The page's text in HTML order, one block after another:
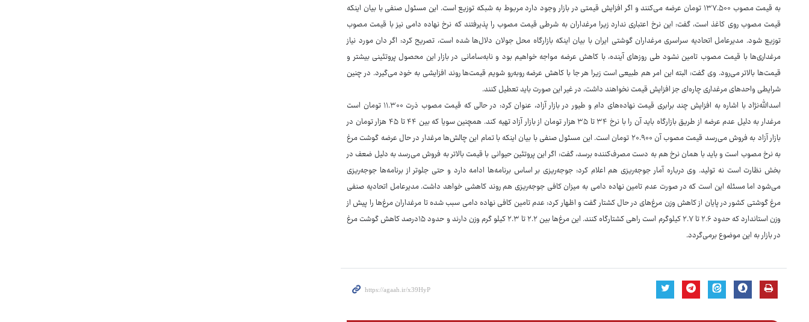
به قیمت مصوب ۱۳۷.۵۰۰ تومان عرضه می‌کنند و اگر افزایش قیمتی در بازار وجود دارد مربوط به شبکه توزیع است. این مسئول صنفی با بیان اینکه
قیمت مصوب روی کاغذ است، گفت: این نرخ اعتباری ندارد زیرا مرغداران به شرطی قیمت مصوب را پذیرفتند که نرخ نهاده دامی نیز با قیمت مصوب
توزیع شود. مدیرعامل اتحادیه سراسری مرغداران گوشتی ایران با بیان اینکه بازارگاه محل جولان دلال‌ها شده است، تصریح کرد: اگر دان مورد نیاز
مرغداری‌ها با قیمت مصوب تامین نشود طی روزهای آینده، با کاهش عرضه مواجه خواهیم بود و نابه‌سامانی در بازار این محصول پروتئینی بیشتر و
قیمت‌ها بالاتر می‌رود. وی گفت: البته این امر هم طبیعی است زیرا هر جا با کاهش عرضه روبه‌رو شویم قیمت‌ها روند افزایشی به خود می‌گیرد. در چنین
شرایطی واحدهای مرغداری چاره‌ای جز افزایش قیمت نخواهند داشت، در غیر این صورت باید تعطیل کنند.
اسدالله‌نژاد با اشاره به افزایش چند برابری قیمت نهاده‌های دام و طیور در بازار آزاد، عنوان کرد: در حالی که قیمت مصوب ذرت ۱۱.۳۰۰ تومان است
مرغدار به دلیل عدم عرضه از طریق بازارگاه باید آن را با نرخ ۳۴ تا ۳۵ هزار تومان از بازار آزاد تهیه کند. همچنین سویا که بین ۴۴ تا ۴۵ هزار تومان در
بازار آزاد به فروش می‌رسد قیمت مصوب آن ۲۰.۹۰۰ تومان است. این مسئول صنفی با بیان اینکه با تمام این چالش‌ها مرغدار در حال عرضه گوشت مرغ
به نرخ مصوب است و باید با همان نرخ هم به دست مصرف‌کننده برسد، گفت: اگر این پروتئین حیوانی با قیمت بالاتر به فروش می‌رسد به دلیل ضعف در
بخش نظارت است نه تولید. وی درباره آمار جوجه‌ریزی هم اعلام کرد: جوجه‌ریزی بر اساس برنامه‌ها ادامه دارد و حتی جلوتر از برنامه‌ها جوجه‌ریزی
می‌شود اما مسئله این است که در صورت عدم تامین نهاده دامی به میزان کافی جوجه‌ریزی هم روند کاهشی خواهد داشت. مدیرعامل اتحادیه صنفی
مرغ گوشتی کشور در پایان از کاهش وزن مرغ‌های در حال کشتار گفت و اظهار کرد: عدم تامین کافی نهاده دامی سبب شده تا مرغداران مرغ‌ها را پیش از
وزن استاندارد که حدود ۲.۶ تا ۲.۷ کیلوگرم است راهی کشتارگاه کنند. این مرغ‌ها بین ۲.۲ تا ۲.۳ کیلو گرم وزن دارند و حدود ۱۵‌درصد کاهش گوشت مرغ
در بازار به این موضوع برمی‌گردد.